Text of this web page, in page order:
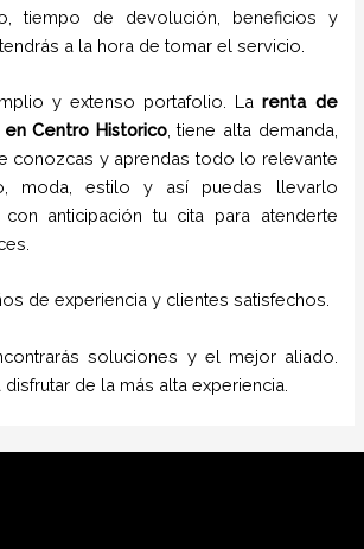
tiempo de devolución, beneficios y
a la hora de tomar el servicio.
y extenso portafolio. Larenta de
enCentro Historico, tiene alta demanda,
conozcas y aprendas todo lo relevante
moda, estilo y así puedas llevarlo
con anticipación tu cita para atenderte
de experiencia y clientes satisfechos.
soluciones y el mejor aliado.
de la más alta experiencia.